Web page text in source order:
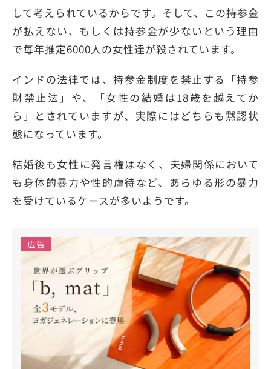
して考えられているからです。そして、この持参金
が払えない、もしくは持参金が少ないという理由
で毎年推定6000人の女性達が殺されています。
インドの法律では、持参金制度を禁止する「持参
財禁止法」や、「女性の結婚は18歳を越えてか
ら」とされていますが、実際にはどちらも黙認状
態になっています。
結婚後も女性に発言権はなく、夫婦関係において
も身体的暴力や性的虐待など、あらゆる形の暴力
を受けているケースが多いようです。
広告